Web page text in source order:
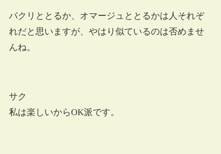
パクリととるか、オマージュととるかは人それぞ
れだと思いますが、やはり似ているのは否めませ
んね。
サク
私は楽しいからOK派です。